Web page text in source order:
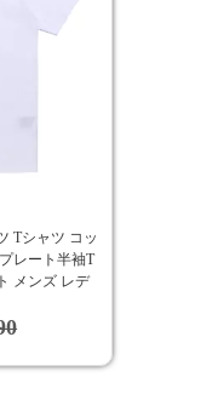
Tシャツ コッ
レート半袖T
メンズ レデ